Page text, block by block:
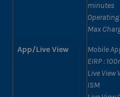
minutes
Operating
Max
App/Live View
Mobile
EIRP :
Live View
ISM